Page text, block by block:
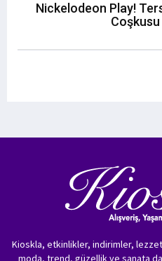
Nickelodeon Play!
Coşkusu
Kioskla, etkinlikler, indirimler,
moda, trend, güzellik ve sanata